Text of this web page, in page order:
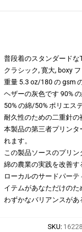
普段着のスタンダードな
クラシック, 寛大, boxy フ
重量 5.3 oz/180 の gsm
ヘザーの灰色です 90%
50% の綿/50% ポリエス
耐久性のための二重針の
本製品の第三者プリンタ
れます。
この製品ソースのプリ
綿の農業の実践を改善
ローカルのサードパー
イテムがあなただけの
わずかなバリアンスがあ
SKU: